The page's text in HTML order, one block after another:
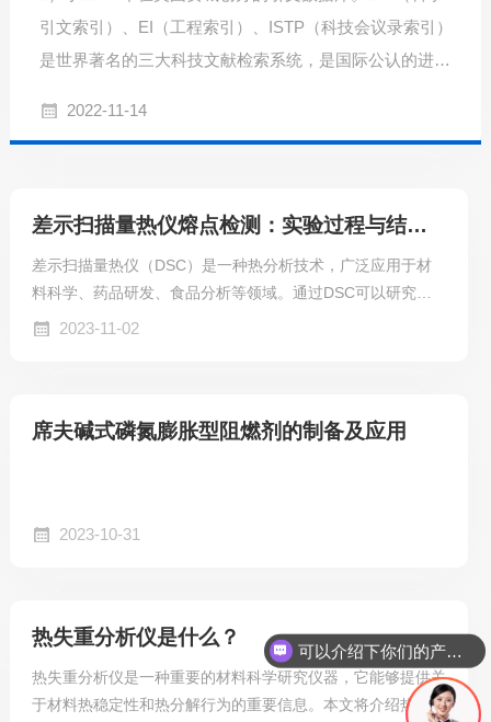
引文索引）、EI（工程索引）、ISTP（科技会议录索引）
是世界著名的三大科技文献检索系统，是国际公认的进行
2022-11-14
差示扫描量热仪熔点检测：实验过程与结果分析
差示扫描量热仪（DSC）是一种热分析技术，广泛应用于材
料科学、药品研发、食品分析等领域。通过DSC可以研究物
质的热性质，如熔点、玻璃化转变温度等。本文将介绍DSC
2023-11-02
席夫碱式磷氮膨胀型阻燃剂的制备及应用
2023-10-31
热失重分析仪是什么？
热失重分析仪是一种重要的材料科学研究仪器，它能够提供关
于材料热稳定性和热分解行为的重要信息。本文将介绍热失重
可以介绍下你们的产品么？